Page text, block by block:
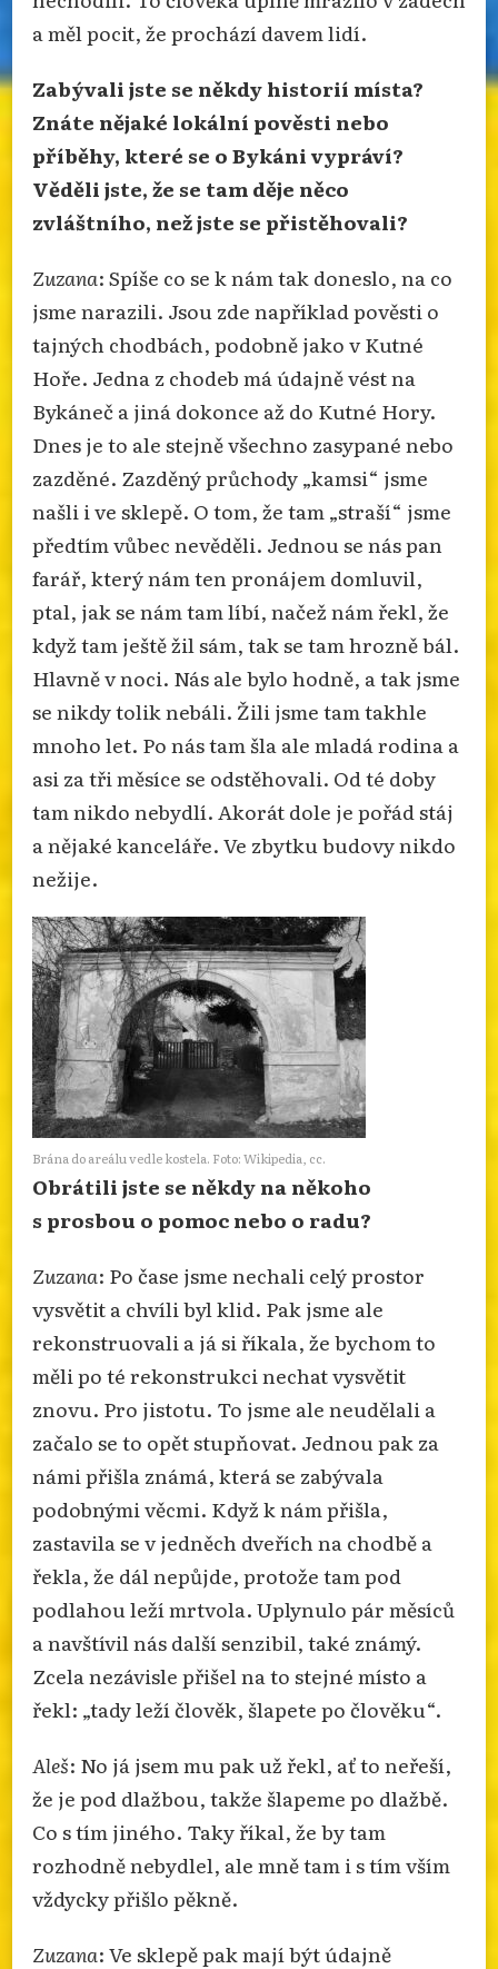
a měl pocit, že prochází davem lidí.
Zabývali jste se někdy historií místa?
Znáte nějaké lokální pověsti nebo
příběhy, které se o Bykáni vypráví?
Věděli jste, že se tam děje něco
zvláštního, než jste se přistěhovali?
Zuzana: Spíše co se k nám tak doneslo, na co
jsme narazili. Jsou zde například pověsti o
tajných chodbách, podobně jako v Kutné
Hoře. Jedna z chodeb má údajně vést na
Bykáneč a jiná dokonce až do Kutné Hory.
Dnes je to ale stejně všechno zasypané nebo
zazděné. Zazděný průchody „kamsi“ jsme
našli i ve sklepě. O tom, že tam „straší“ jsme
předtím vůbec nevěděli. Jednou se nás pan
farář, který nám ten pronájem domluvil,
ptal, jak se nám tam líbí, načež nám řekl, že
když tam ještě žil sám, tak se tam hrozně bál.
Hlavně v noci. Nás ale bylo hodně, a tak jsme
se nikdy tolik nebáli. Žili jsme tam takhle
mnoho let. Po nás tam šla ale mladá rodina a
asi za tři měsíce se odstěhovali. Od té doby
tam nikdo nebydlí. Akorát dole je pořád stáj
a nějaké kanceláře. Ve zbytku budovy nikdo
nežije.
Brána do areálu vedle kostela. Foto: Wikipedia, cc.
Obrátili jste se někdy na někoho
s prosbou o pomoc nebo o radu?
Zuzana: Po čase jsme nechali celý prostor
vysvětit a chvíli byl klid. Pak jsme ale
rekonstruovali a já si říkala, že bychom to
měli po té rekonstrukci nechat vysvětit
znovu. Pro jistotu. To jsme ale neudělali a
začalo se to opět stupňovat. Jednou pak za
námi přišla známá, která se zabývala
podobnými věcmi. Když k nám přišla,
zastavila se v jedněch dveřích na chodbě a
řekla, že dál nepůjde, protože tam pod
podlahou leží mrtvola. Uplynulo pár měsíců
a navštívil nás další senzibil, také známý.
Zcela nezávisle přišel na to stejné místo a
řekl: „tady leží člověk, šlapete po člověku“.
Aleš: No já jsem mu pak už řekl, ať to neřeší,
že je pod dlažbou, takže šlapeme po dlažbě.
Co s tím jiného. Taky říkal, že by tam
rozhodně nebydlel, ale mně tam i s tím vším
vždycky přišlo pěkně.
Zuzana: Ve sklepě pak mají být údajně